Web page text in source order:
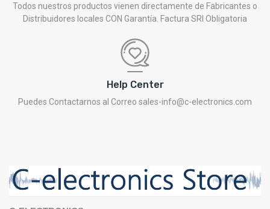
Todos nuestros productos vienen directamente de Fabricantes o
Distribuidores locales CON Garantía. Factura SRI Obligatoria
Help Center
Puedes Contactarnos al Correo sales-info@c-electronics.com